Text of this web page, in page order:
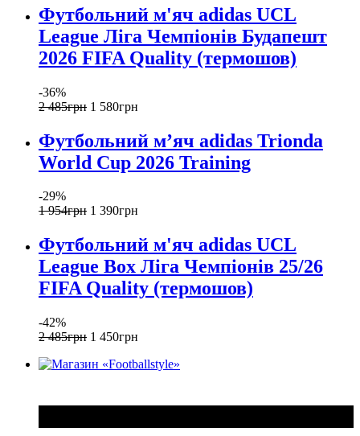
Футбольний м'яч adidas UCL
League Ліга Чемпіонів Будапешт
2026 FIFA Quality (термошов)
-36%
2 485грн 1 580грн
Футбольний м’яч adidas Trionda
World Cup 2026 Training
-29%
1 954грн 1 390грн
Футбольний м'яч adidas UCL
League Box Ліга Чемпіонів 25/26
FIFA Quality (термошов)
-42%
2 485грн 1 450грн